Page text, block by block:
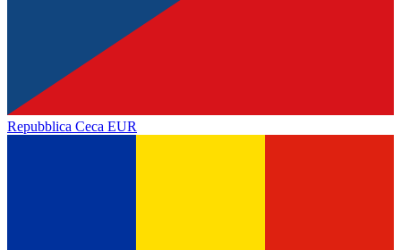
Repubblica Ceca EUR